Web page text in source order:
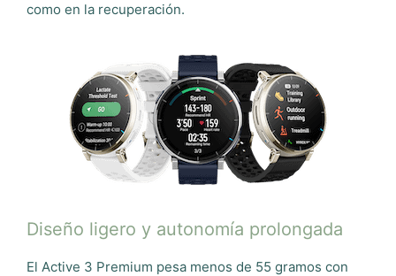
como en la recuperación.
Diseño ligero y autonomía prolongada
El Active 3 Premium pesa menos de 55 gramos con